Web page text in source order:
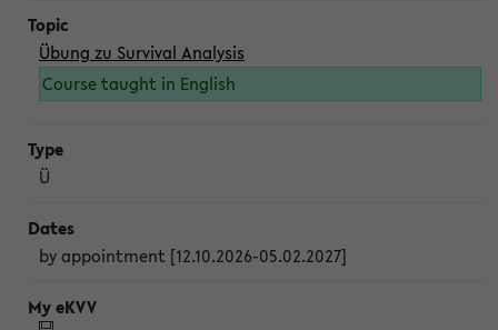
Übung zu Survival Analysis
Course taught in English
Ü
by appointment [12.10.2026-05.02.2027]